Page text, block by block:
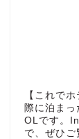
【これで
際に泊まっ
OLです。
で、ぜひご